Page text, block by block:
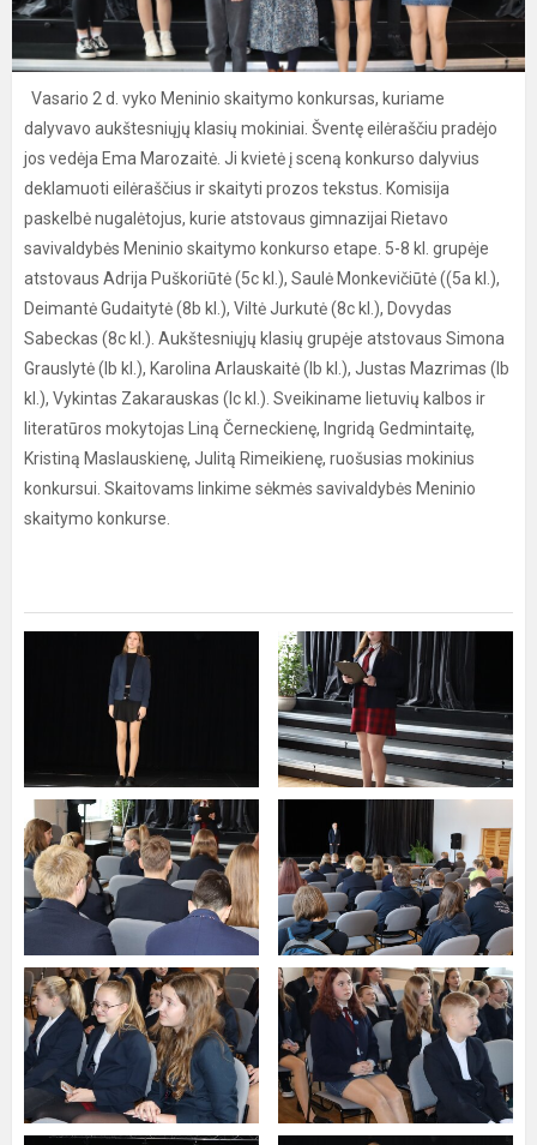
Vasario 2 d. vyko Meninio skaitymo konkursas, kuriame
dalyvavo aukštesniųjų klasių mokiniai. Šventę eilėraščiu pradėjo
jos vedėja Ema Marozaitė. Ji kvietė į sceną konkurso dalyvius
deklamuoti eilėraščius ir skaityti prozos tekstus. Komisija
paskelbė nugalėtojus, kurie atstovaus gimnazijai Rietavo
savivaldybės Meninio skaitymo konkurso etape. 5-8 kl. grupėje
atstovaus Adrija Puškoriūtė (5c kl.), Saulė Monkevičiūtė ((5a kl.),
Deimantė Gudaitytė (8b kl.), Viltė Jurkutė (8c kl.), Dovydas
Sabeckas (8c kl.). Aukštesniųjų klasių grupėje atstovaus Simona
Grauslytė (Ib kl.), Karolina Arlauskaitė (Ib kl.), Justas Mazrimas (Ib
kl.), Vykintas Zakarauskas (Ic kl.). Sveikiname lietuvių kalbos ir
literatūros mokytojas Liną Černeckienę, Ingridą Gedmintaitę,
Kristiną Maslauskienę, Julitą Rimeikienę, ruošusias mokinius
konkursui. Skaitovams linkime sėkmės savivaldybės Meninio
skaitymo konkurse.